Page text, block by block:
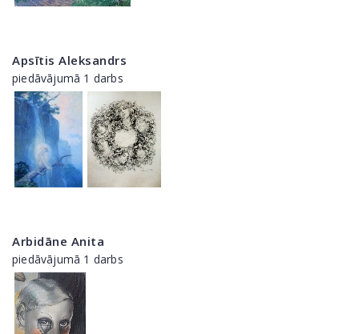
Apsītis Aleksandrs
piedāvājumā 1 darbs
Arbidāne Anita
piedāvājumā 1 darbs